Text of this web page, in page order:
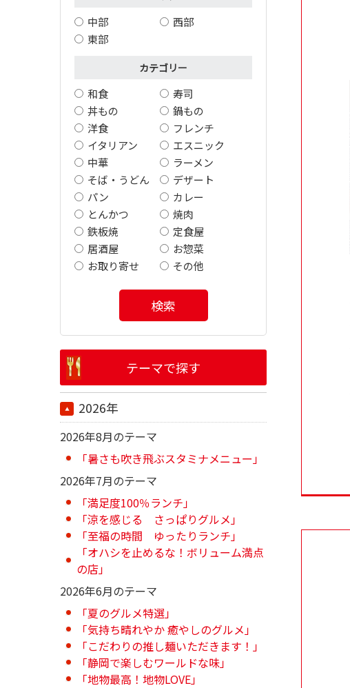
中部
西部
東部
カテゴリー
和食
寿司
丼もの
鍋もの
洋食
フレンチ
イタリアン
エスニック
中華
ラーメン
そば・うどん
デザート
パン
カレー
とんかつ
焼肉
鉄板焼
定食屋
居酒屋
お惣菜
お取り寄せ
その他
検索
テーマで探す
2026年
2026年8月のテーマ
「暑さも吹き飛ぶスタミナメニュー」
2026年7月のテーマ
「満足度100％ランチ」
「涼を感じる さっぱりグルメ」
「至福の時間 ゆったりランチ」
「オハシを止めるな！ボリューム満点
の店」
2026年6月のテーマ
「夏のグルメ特選」
「気持ち晴れやか 癒やしのグルメ」
「こだわりの推し麺いただきます！」
「静岡で楽しむワールドな味」
「地物最高！地物LOVE」